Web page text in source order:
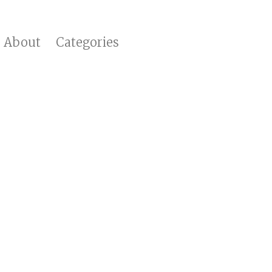
About Categories